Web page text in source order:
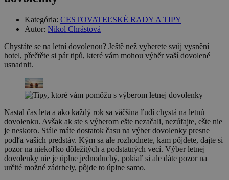
Kategória: CESTOVATEĽSKÉ RADY A TIPY
Autor: Nikol Chrástová
Chystáte se na letní dovolenou? Ještě než vyberete svůj vysnění
hotel, přečtěte si pár tipů, které vám mohou výběr vaší dovolené
usnadnit.
Nastal čas leta a ako každý rok sa väčšina ľudí chystá na letnú
dovolenku. Avšak ak ste s výberom ešte nezačali, nezúfajte, ešte nie
je neskoro. Stále máte dostatok času na výber dovolenky presne
podľa vašich predstáv. Kým sa ale rozhodnete, kam pôjdete, dajte si
pozor na niekoľko dôležitých a podstatných vecí. Výber letnej
dovolenky nie je úplne jednoduchý, pokiaľ si ale dáte pozor na
určité možné zádrhely, pôjde to úplne samo.